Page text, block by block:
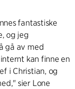
fantastiske
og jeg
gå av med
kan finne en
i Christian, og
sier Lone